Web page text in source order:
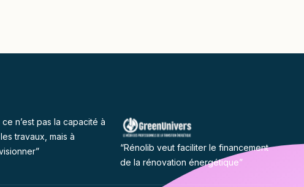
ce n’est pas la capacité à
travaux, mais à
“Rénolib veut faciliter le financement
de la rénovation énergétique”